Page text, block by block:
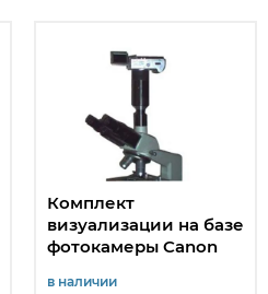
Комплект
визуализации на базе
фотокамеры Canon
в наличии